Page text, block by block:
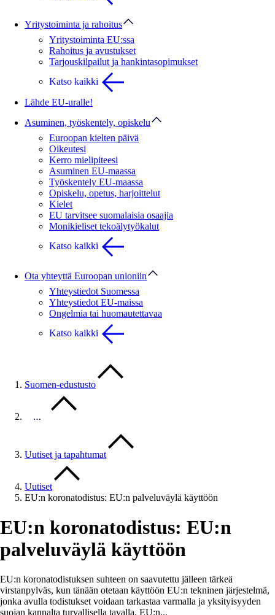
Yritystoiminta ja rahoitus
Yritystoiminta EU:ssa
Rahoitus ja avustukset
Tarjouskilpailut ja hankintasopimukset
Katso kaikki
Lähde EU-uralle!
Asuminen, työskentely, opiskelu
Euroopan kielten päivä
Oikeutesi
Kerro mielipiteesi
Asuminen EU-maassa
Työskentely EU-maassa
Opiskelu, opetus, harjoittelut
Kielet
EU tarvitsee suomalaisia osaajia
Monikieliset tekoälytyökalut
Katso kaikki
Ota yhteyttä Euroopan unioniin
Yhteystiedot Suomessa
Yhteystiedot EU-maissa
Ongelmia tai huomautettavaa
Katso kaikki
Suomen-edustusto
…
Uutiset ja tapahtumat
Uutiset
EU:n koronatodistus: EU:n palveluväylä käyttöön
EU:n koronatodistus: EU:n
palveluväylä käyttöön
EU:n koronatodistuksen suhteen on saavutettu jälleen tärkeä
virstanpylväs, kun tänään otetaan käyttöön EU:n tekninen järjestelmä,
jonka avulla todistukset voidaan tarkastaa varmalla ja yksityisyyden
suojan kannalta turvallisella tavalla. EU:n...